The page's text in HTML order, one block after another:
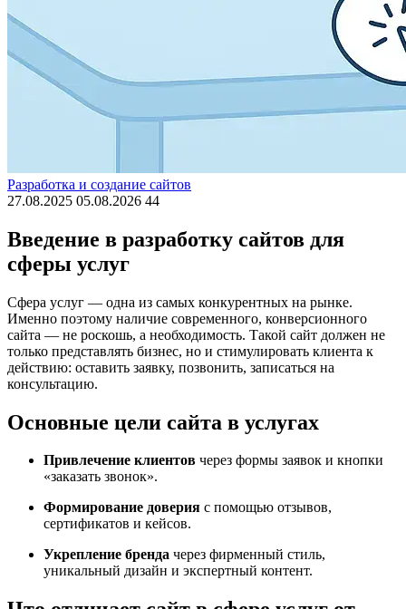
Разработка и создание сайтов
27.08.2025 05.08.2026 44
Введение в разработку сайтов для
сферы услуг
Сфера услуг — одна из самых конкурентных на рынке.
Именно поэтому наличие современного, конверсионного
сайта — не роскошь, а необходимость. Такой сайт должен не
только представлять бизнес, но и стимулировать клиента к
действию: оставить заявку, позвонить, записаться на
консультацию.
Основные цели сайта в услугах
Привлечение клиентов через формы заявок и кнопки
«заказать звонок».
Формирование доверия с помощью отзывов,
сертификатов и кейсов.
Укрепление бренда через фирменный стиль,
уникальный дизайн и экспертный контент.